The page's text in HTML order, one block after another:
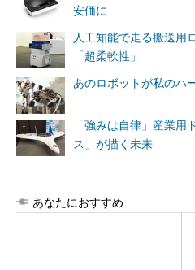
安価に
人工知能で走る搬送用
「超柔軟性」
あのロボットが私のハ
「強みは自律」産業用
ス」が描く未来
あなたにおすすめ